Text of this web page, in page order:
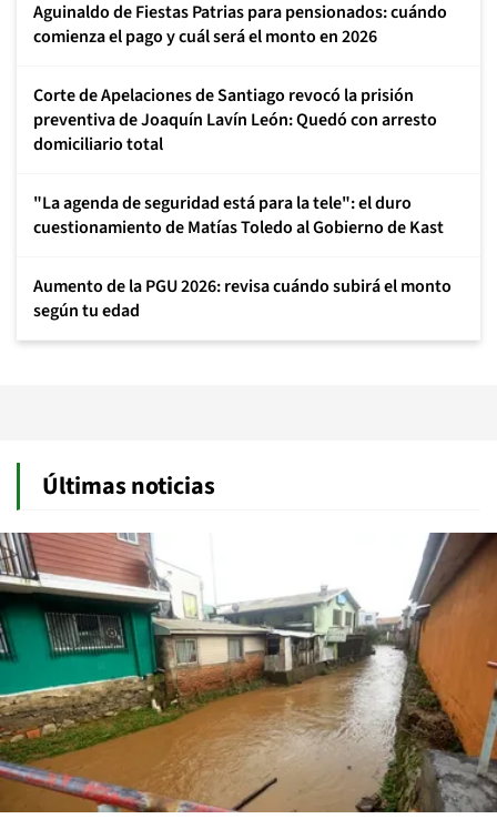
Aguinaldo de Fiestas Patrias para pensionados: cuándo
comienza el pago y cuál será el monto en 2026
Corte de Apelaciones de Santiago revocó la prisión
preventiva de Joaquín Lavín León: Quedó con arresto
domiciliario total
"La agenda de seguridad está para la tele": el duro
cuestionamiento de Matías Toledo al Gobierno de Kast
Aumento de la PGU 2026: revisa cuándo subirá el monto
según tu edad
Últimas noticias